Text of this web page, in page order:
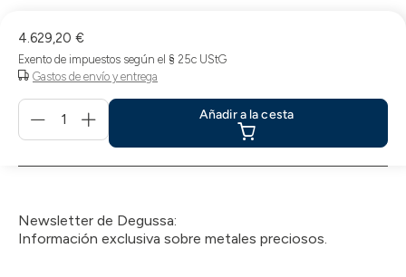
4.629,20 €
Exento de impuestos según el § 25c UStG
Gastos de envío y entrega
Añadir
la
Añadir a la cesta
Newsletter de Degussa:
Información exclusiva sobre metales preciosos.